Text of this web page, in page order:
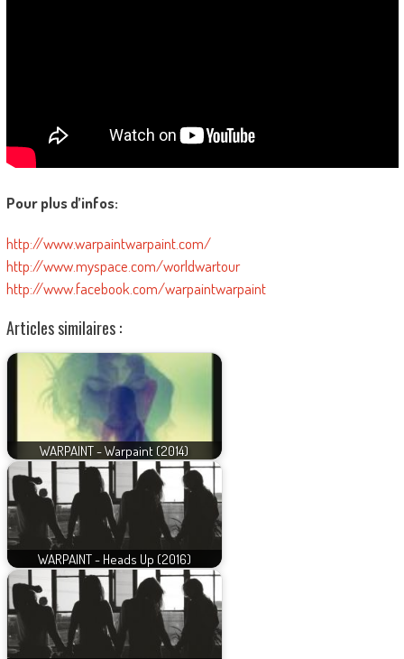
Pour plus d’infos:
http://www.warpaintwarpaint.com/
http://www.myspace.com/worldwartour
http://www.facebook.com/warpaintwarpaint
Articles similaires :
WARPAINT - Warpaint (2014)
WARPAINT - Heads Up (2016)